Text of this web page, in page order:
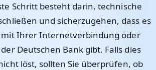
Schritt besteht darin, technische
und sicherzugehen, dass es
mit Ihrer Internetverbindung oder
Deutschen Bank gibt. Falls dies
löst, sollten Sie überprüfen, ob